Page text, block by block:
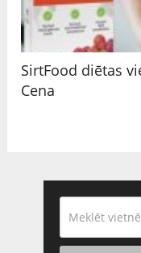
SirtFood diētas
Cena